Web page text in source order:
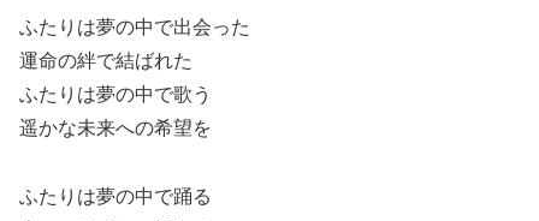
ふたりは夢の中で出会った
運命の絆で結ばれた
ふたりは夢の中で歌う
遥かな未来への希望を
ふたりは夢の中で踊る